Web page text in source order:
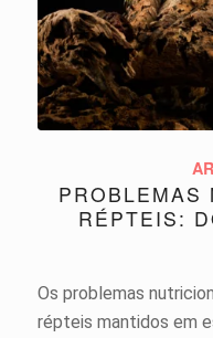
PROBLEMAS
RÉPTEIS:
Os problemas
répteis mantidos em